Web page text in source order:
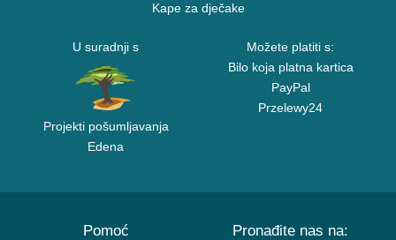
Kape za dječake
U suradnji s
Projekti pošumljavanja
Edena
Možete platiti s:
Bilo koja platna kartica
PayPal
Przelewy24
Pomoć Pronađite nas na: